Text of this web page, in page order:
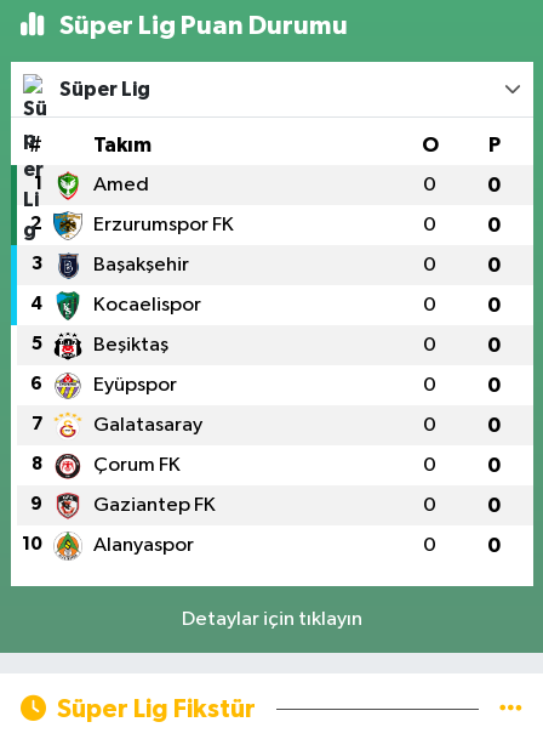
Süper Lig Puan Durumu
Süper Lig
# Takım O P
1 Amed 0 0
2 Erzurumspor FK 0 0
3 Başakşehir 0 0
4 Kocaelispor 0 0
5 Beşiktaş 0 0
6 Eyüpspor 0 0
7 Galatasaray 0 0
8 Çorum FK 0 0
9 Gaziantep FK 0 0
10 Alanyaspor 0 0
Detaylar için tıklayın
Süper Lig Fikstür